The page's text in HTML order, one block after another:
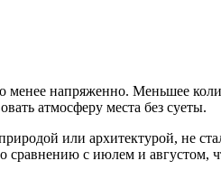
менее напряженно. Меньшее
атмосферу места без суеты.
или архитектурой, не
с июлем и августом,